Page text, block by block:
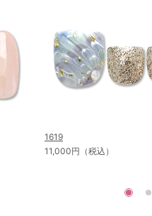
1619
11,000円（税込）